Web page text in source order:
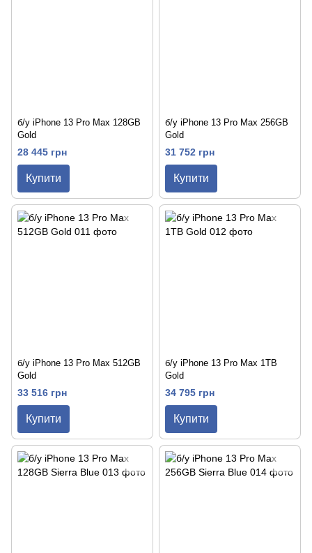
б/у iPhone 13 Pro Max 128GB
Gold
28 445 грн
Купити
б/у iPhone 13 Pro Max 256GB
Gold
31 752 грн
Купити
б/у iPhone 13 Pro Max 512GB
Gold
33 516 грн
Купити
б/у iPhone 13 Pro Max 1TB
Gold
34 795 грн
Купити